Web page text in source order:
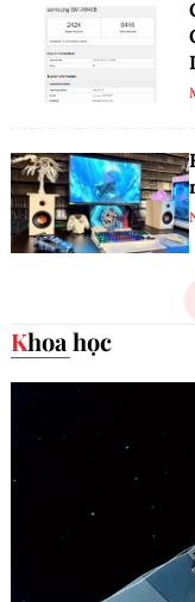
Khoa học